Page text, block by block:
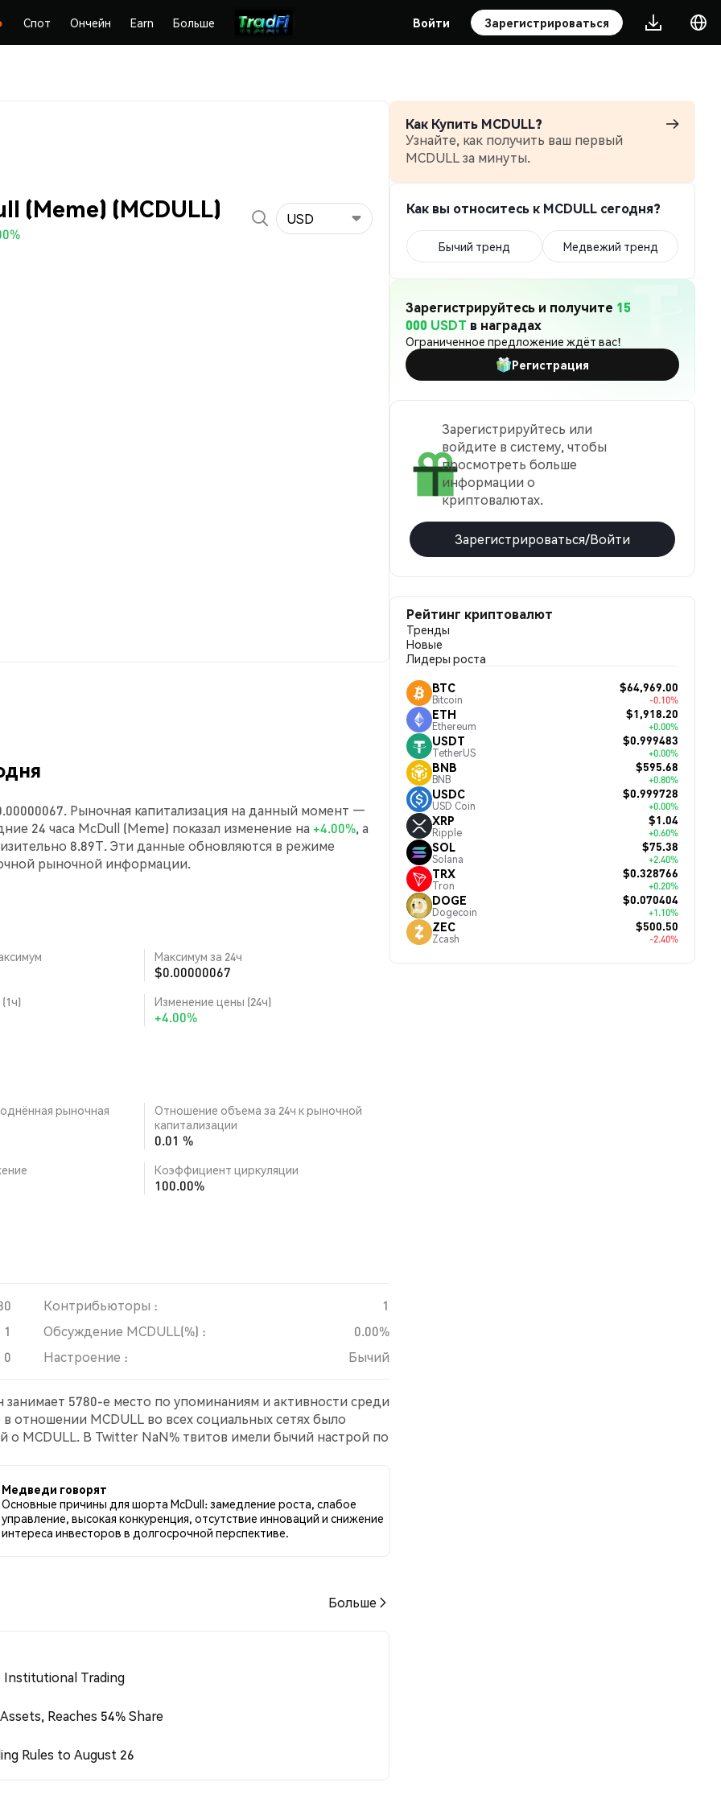
Спот Ончейн Earn Больше Войти Зарегистрироваться
(Meme) (MCDULL) USD
Рыночная капитализация на данный момент —
24 часа McDull (Meme) показал изменение на +4.00%, а
8.89T. Эти данные обновляются в режиме
рыночной информации.
Максимум за 24ч
$0.00000067
Изменение цены (24ч)
+4.00%
рыночная
Отношение объема за 24ч к рыночной
капитализации
0.01 %
Коэффициент циркуляции
100.00%
Контрибьюторы :
1
1 Обсуждение MCDULL(%) :
0.00%
0 Настроение : Бычий
занимает 5780-е место по упоминаниям и активности среди
отношении MCDULL во всех социальных сетях было
о MCDULL. В Twitter NaN% твитов имели бычий настрой по
Медведи говорят
Основные причины для шорта McDull: замедление роста, слабое
управление, высокая конкуренция, отсутствие инноваций и снижение
интереса инвесторов в долгосрочной перспективе.
Больше
Institutional Trading
Reaches 54% Share
Rules to August 26
Как Купить MCDULL?
Узнайте, как получить ваш первый
MCDULL за минуты.
Как вы относитесь к MCDULL сегодня?
Бычий тренд Медвежий тренд
Зарегистрируйтесь и получите 15
000 USDT в наградах
Ограниченное предложение ждёт вас!
Регистрация
Зарегистрируйтесь или
войдите в систему, чтобы
просмотреть больше
информации о
криптовалютах.
Зарегистрироваться/Войти
Рейтинг криптовалют
Тренды
Новые
Лидеры роста
BTC
Bitcoin
$64,969.00
-0.10%
ETH
Ethereum
$1,918.20
+0.00%
USDT
TetherUS
$0.999483
+0.00%
BNB
BNB
$595.68
+0.80%
USDC
USD Coin
$0.999728
+0.00%
XRP
Ripple
$1.04
+0.60%
SOL
Solana
$75.38
+2.40%
TRX
Tron
$0.328766
+0.20%
DOGE
Dogecoin
$0.070404
+1.10%
ZEC
Zcash
$500.50
-2.40%